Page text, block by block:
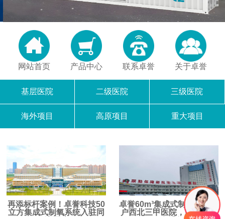
网站首页 产品中心 联系卓誉 关于卓誉
基层医院 二级医院 三级医院
海外项目 高原项目 重大项目
再添标杆案例！卓誉科技50
立方集成式制氧系统入驻同
卓誉60m³集成式制氧系统落
户西北三甲医院，助力医疗